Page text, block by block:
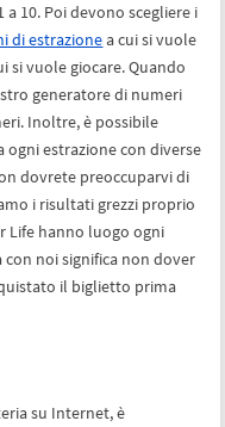
a 10. Poi devono scegliere i
di estrazionea cui si vuole
si vuole giocare. Quando
generatore di numeri
Inoltre, è possibile
estrazione con diverse
dovrete preoccuparvi di
i risultati grezzi proprio
Life hanno luogo ogni
noi significa non dover
il biglietto prima
su Internet, è